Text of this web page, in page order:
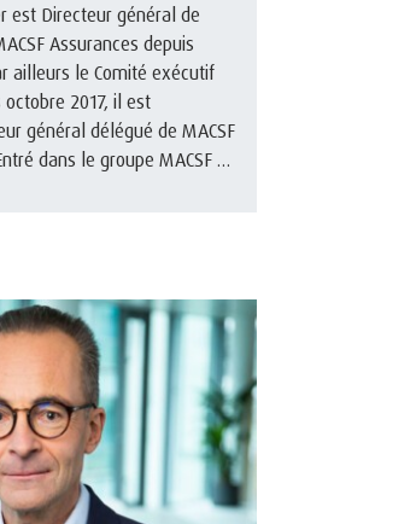
est Directeur général de
Assurances depuis
ailleurs le Comité exécutif
2017, il est
général délégué de MACSF
dans le groupe MACSF en